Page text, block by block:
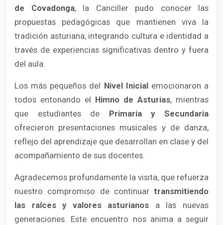
de Covadonga, la Canciller pudo conocer las
propuestas pedagógicas que mantienen viva la
tradición asturiana, integrando cultura e identidad a
través de experiencias significativas dentro y fuera
del aula.
Los más pequeños del Nivel Inicialemocionaron a
todos entonando el Himno de Asturias, mientras
que estudiantes de Primaria y Secundaria
ofrecieron presentaciones musicales y de danza,
reflejo del aprendizaje que desarrollan en clase y del
acompañamiento de sus docentes.
Agradecemos profundamente la visita, que refuerza
nuestro compromiso de continuar transmitiendo
las raíces y valores asturianos a las nuevas
generaciones. Este encuentro nos anima a seguir